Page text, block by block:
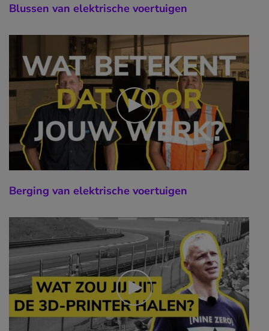
Blussen van elektrische voertuigen
Berging van elektrische voertuigen